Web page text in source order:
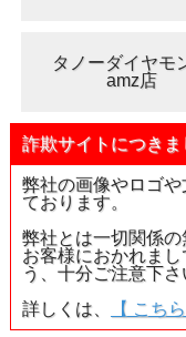
タノーダイヤモ
amz店
詐欺サイトにつきま
弊社の画像やロゴ
ております。
弊社とは一切関係の
お客様におかれま
う、十分ご注意下さ
詳しくは、
【 こち